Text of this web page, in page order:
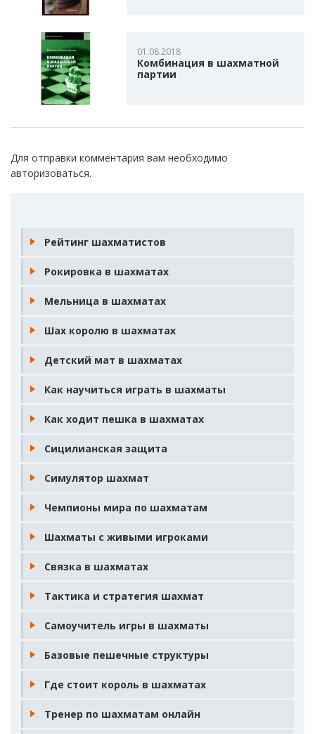
01.08.2018
Комбинация в шахматной
партии
Для отправки комментария вам необходимо
авторизоваться.
Рейтинг шахматистов
Рокировка в шахматах
Мельница в шахматах
Шах королю в шахматах
Детский мат в шахматах
Как научиться играть в шахматы
Как ходит пешка в шахматах
Сицилианская защита
Симулятор шахмат
Чемпионы мира по шахматам
Шахматы с живыми игроками
Связка в шахматах
Тактика и стратегия шахмат
Самоучитель игры в шахматы
Базовые пешечные структуры
Где стоит король в шахматах
Тренер по шахматам онлайн